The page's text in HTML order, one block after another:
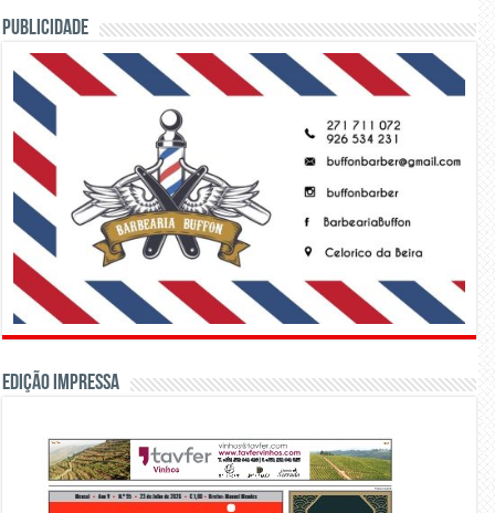
PUBLICIDADE
Edição Impressa